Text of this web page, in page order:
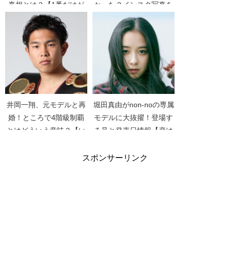
真相とは？【1番だけが
知っている】
かった？インスタ写真を
チェック【小栗旬】
井岡一翔、元モデルと再
婚！ところで4階級制覇
とはどういう意味？【い
堀田真由がnon-noの専属
モデルに大抜擢！登場す
る号と発売日情報【恋は
【坂上どうぶつ王国】
スポンサーリンク